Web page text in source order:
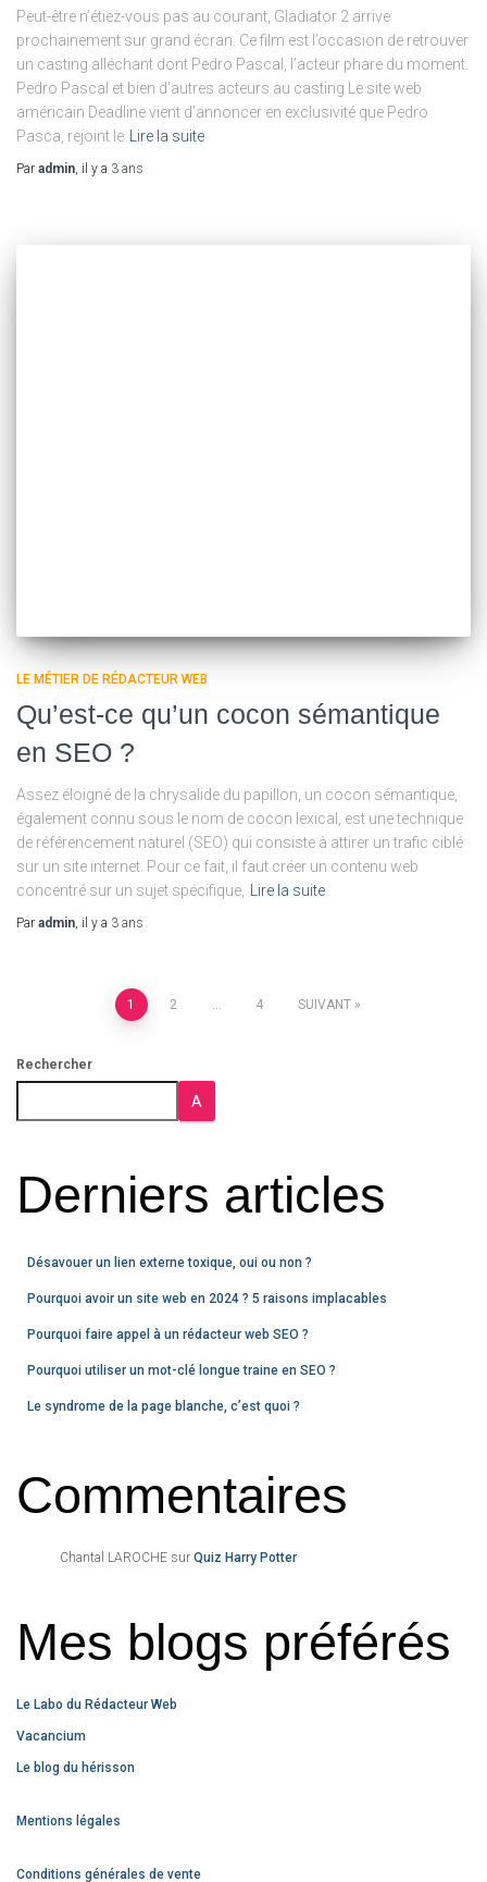
Peut-être n’étiez-vous pas au courant, Gladiator 2 arrive
prochainement sur grand écran. Ce film est l’occasion de retrouver
un casting alléchant dont Pedro Pascal, l’acteur phare du moment.
Pedro Pascal et bien d’autres acteurs au casting Le site web
américain Deadline vient d’annoncer en exclusivité que Pedro
Pasca, rejoint le
Lire la suite
Par admin, il y a 3 ans
LE MÉTIER DE RÉDACTEUR WEB
Qu’est-ce qu’un cocon sémantique
en SEO ?
Assez éloigné de la chrysalide du papillon, un cocon sémantique,
également connu sous le nom de cocon lexical, est une technique
de référencement naturel (SEO) qui consiste à attirer un trafic ciblé
sur un site internet. Pour ce fait, il faut créer un contenu web
concentré sur un sujet spécifique,
Lire la suite
Par admin, il y a 3 ans
1 2 … 4 SUIVANT
Rechercher
A
Derniers articles
Désavouer un lien externe toxique, oui ou non ?
Pourquoi avoir un site web en 2024 ? 5 raisons implacables
Pourquoi faire appel à un rédacteur web SEO ?
Pourquoi utiliser un mot-clé longue traine en SEO ?
Le syndrome de la page blanche, c’est quoi ?
Commentaires
Chantal LAROCHE sur Quiz Harry Potter
Mes blogs préférés
Le Labo du Rédacteur Web
Vacancium
Le blog du hérisson
Mentions légales
Conditions générales de vente